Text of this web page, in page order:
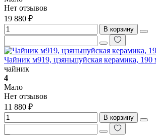
Нет отзывов
19 880 ₽
В корзину
Чайник м919, цзяньшуйская керамика, 190
чайник
4
Мало
Нет отзывов
11 880 ₽
В корзину